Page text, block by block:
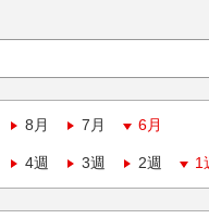
8月 7月 6月
4週 3週 2週 1